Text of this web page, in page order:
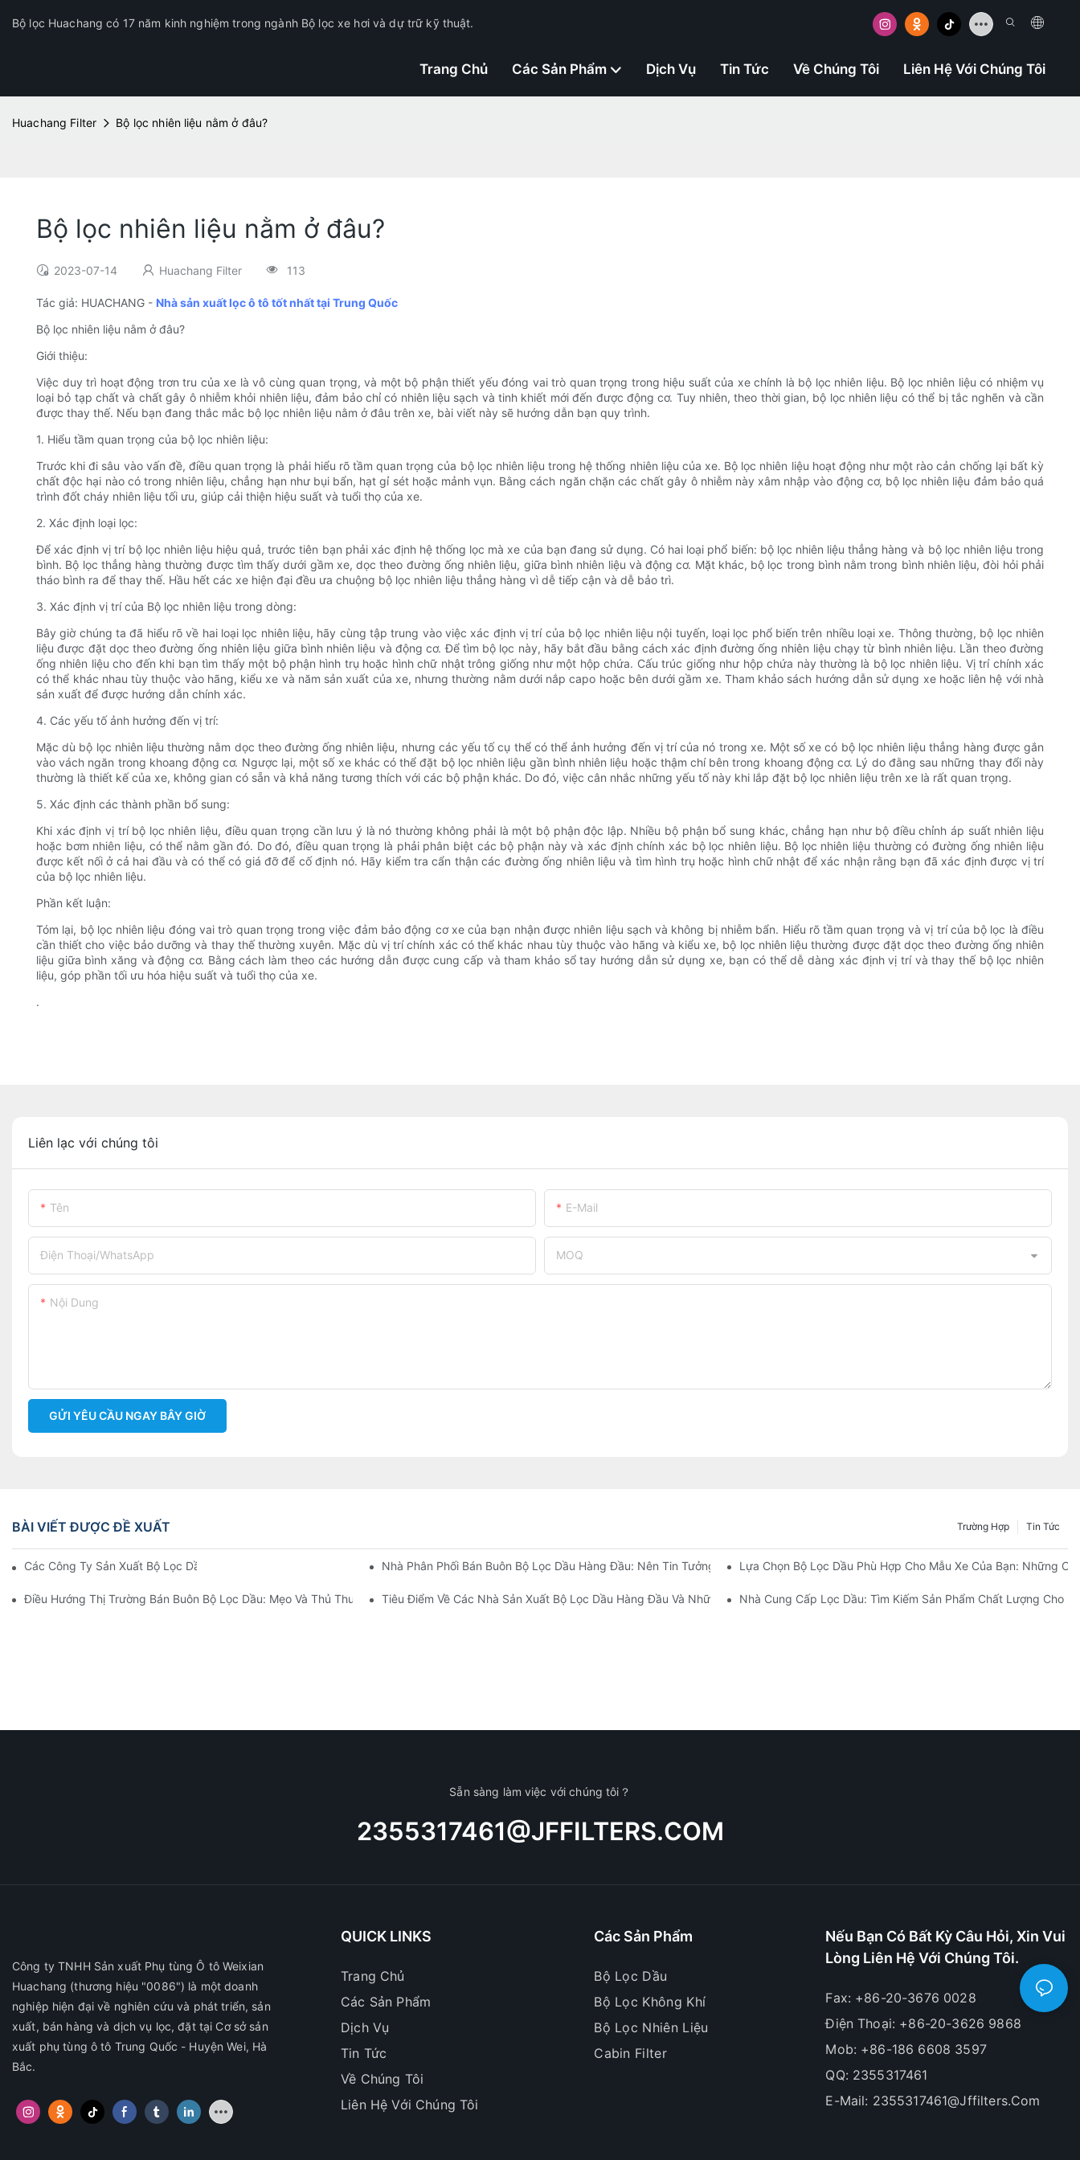
Bộ lọc Huachang có 17 năm kinh nghiệm trong ngành Bộ lọc xe hơi và dự trữ kỹ thuật.
Trang Chủ Các Sản Phẩm Dịch Vụ Tin Tức Về Chúng Tôi Liên Hệ Với Chúng Tôi
Huachang Filter Bộ lọc nhiên liệu nằm ở đâu?
Bộ lọc nhiên liệu nằm ở đâu?
2023-07-14 Huachang Filter 113
Tác giả: HUACHANG - Nhà sản xuất lọc ô tô tốt nhất tại Trung Quốc
Bộ lọc nhiên liệu nằm ở đâu?
Giới thiệu:
Việc duy trì hoạt động trơn tru của xe là vô cùng quan trọng, và một bộ phận thiết yếu đóng vai trò quan trọng trong hiệu suất của xe chính là bộ lọc nhiên liệu. Bộ lọc nhiên liệu có nhiệm vụ
loại bỏ tạp chất và chất gây ô nhiễm khỏi nhiên liệu, đảm bảo chỉ có nhiên liệu sạch và tinh khiết mới đến được động cơ. Tuy nhiên, theo thời gian, bộ lọc nhiên liệu có thể bị tắc nghẽn và cần
được thay thế. Nếu bạn đang thắc mắc bộ lọc nhiên liệu nằm ở đâu trên xe, bài viết này sẽ hướng dẫn bạn quy trình.
1. Hiểu tầm quan trọng của bộ lọc nhiên liệu:
Trước khi đi sâu vào vấn đề, điều quan trọng là phải hiểu rõ tầm quan trọng của bộ lọc nhiên liệu trong hệ thống nhiên liệu của xe. Bộ lọc nhiên liệu hoạt động như một rào cản chống lại bất kỳ
chất độc hại nào có trong nhiên liệu, chẳng hạn như bụi bẩn, hạt gỉ sét hoặc mảnh vụn. Bằng cách ngăn chặn các chất gây ô nhiễm này xâm nhập vào động cơ, bộ lọc nhiên liệu đảm bảo quá
trình đốt cháy nhiên liệu tối ưu, giúp cải thiện hiệu suất và tuổi thọ của xe.
2. Xác định loại lọc:
Để xác định vị trí bộ lọc nhiên liệu hiệu quả, trước tiên bạn phải xác định hệ thống lọc mà xe của bạn đang sử dụng. Có hai loại phổ biến: bộ lọc nhiên liệu thẳng hàng và bộ lọc nhiên liệu trong
bình. Bộ lọc thẳng hàng thường được tìm thấy dưới gầm xe, dọc theo đường ống nhiên liệu, giữa bình nhiên liệu và động cơ. Mặt khác, bộ lọc trong bình nằm trong bình nhiên liệu, đòi hỏi phải
tháo bình ra để thay thế. Hầu hết các xe hiện đại đều ưa chuộng bộ lọc nhiên liệu thẳng hàng vì dễ tiếp cận và dễ bảo trì.
3. Xác định vị trí của Bộ lọc nhiên liệu trong dòng:
Bây giờ chúng ta đã hiểu rõ về hai loại lọc nhiên liệu, hãy cùng tập trung vào việc xác định vị trí của bộ lọc nhiên liệu nội tuyến, loại lọc phổ biến trên nhiều loại xe. Thông thường, bộ lọc nhiên
liệu được đặt dọc theo đường ống nhiên liệu giữa bình nhiên liệu và động cơ. Để tìm bộ lọc này, hãy bắt đầu bằng cách xác định đường ống nhiên liệu chạy từ bình nhiên liệu. Lần theo đường
ống nhiên liệu cho đến khi bạn tìm thấy một bộ phận hình trụ hoặc hình chữ nhật trông giống như một hộp chứa. Cấu trúc giống như hộp chứa này thường là bộ lọc nhiên liệu. Vị trí chính xác
có thể khác nhau tùy thuộc vào hãng, kiểu xe và năm sản xuất của xe, nhưng thường nằm dưới nắp capo hoặc bên dưới gầm xe. Tham khảo sách hướng dẫn sử dụng xe hoặc liên hệ với nhà
sản xuất để được hướng dẫn chính xác.
4. Các yếu tố ảnh hưởng đến vị trí:
Mặc dù bộ lọc nhiên liệu thường nằm dọc theo đường ống nhiên liệu, nhưng các yếu tố cụ thể có thể ảnh hưởng đến vị trí của nó trong xe. Một số xe có bộ lọc nhiên liệu thẳng hàng được gắn
vào vách ngăn trong khoang động cơ. Ngược lại, một số xe khác có thể đặt bộ lọc nhiên liệu gần bình nhiên liệu hoặc thậm chí bên trong khoang động cơ. Lý do đằng sau những thay đổi này
thường là thiết kế của xe, không gian có sẵn và khả năng tương thích với các bộ phận khác. Do đó, việc cân nhắc những yếu tố này khi lắp đặt bộ lọc nhiên liệu trên xe là rất quan trọng.
5. Xác định các thành phần bổ sung:
Khi xác định vị trí bộ lọc nhiên liệu, điều quan trọng cần lưu ý là nó thường không phải là một bộ phận độc lập. Nhiều bộ phận bổ sung khác, chẳng hạn như bộ điều chỉnh áp suất nhiên liệu
hoặc bơm nhiên liệu, có thể nằm gần đó. Do đó, điều quan trọng là phải phân biệt các bộ phận này và xác định chính xác bộ lọc nhiên liệu. Bộ lọc nhiên liệu thường có đường ống nhiên liệu
được kết nối ở cả hai đầu và có thể có giá đỡ để cố định nó. Hãy kiểm tra cẩn thận các đường ống nhiên liệu và tìm hình trụ hoặc hình chữ nhật để xác nhận rằng bạn đã xác định được vị trí
của bộ lọc nhiên liệu.
Phần kết luận:
Tóm lại, bộ lọc nhiên liệu đóng vai trò quan trọng trong việc đảm bảo động cơ xe của bạn nhận được nhiên liệu sạch và không bị nhiễm bẩn. Hiểu rõ tầm quan trọng và vị trí của bộ lọc là điều
cần thiết cho việc bảo dưỡng và thay thế thường xuyên. Mặc dù vị trí chính xác có thể khác nhau tùy thuộc vào hãng và kiểu xe, bộ lọc nhiên liệu thường được đặt dọc theo đường ống nhiên
liệu giữa bình xăng và động cơ. Bằng cách làm theo các hướng dẫn được cung cấp và tham khảo sổ tay hướng dẫn sử dụng xe, bạn có thể dễ dàng xác định vị trí và thay thế bộ lọc nhiên
liệu, góp phần tối ưu hóa hiệu suất và tuổi thọ của xe.
.
Liên lạc với chúng tôi
Tên E-Mail
Điện Thoại/WhatsApp MOQ
Nội Dung
GỬI YÊU CẦU NGAY BÂY GIỜ
BÀI VIẾT ĐƯỢC ĐỀ XUẤT Tin Tức
Trường Hợp
Các Công Ty Sản Xuất Bộ Lọc Dầu Hàng Đầu: Tổng Quan Toàn Diện Nhà Phân Phối Bán Buôn Bộ Lọc Dầu Hàng Đầu: Nên Tin Tưởng Ai? Lựa Chọn Bộ Lọc Dầu Phù Hợp Cho Mẫu Xe Của Bạn: Những
Điều Hướng Thị Trường Bán Buôn Bộ Lọc Dầu: Mẹo Và Thủ Thuật Tiêu Điểm Về Các Nhà Sản Xuất Bộ Lọc Dầu Hàng Đầu Và Những Cải Tiến Của HọNhà Cung Cấp Lọc Dầu: Tìm Kiếm Sản Phẩm Chất Lượng Cho
Sẵn sàng làm việc với chúng tôi？
2355317461@JFFILTERS.COM
Công ty TNHH Sản xuất Phụ tùng Ô tô Weixian
Huachang (thương hiệu "0086") là một doanh
nghiệp hiện đại về nghiên cứu và phát triển, sản
xuất, bán hàng và dịch vụ lọc, đặt tại Cơ sở sản
xuất phụ tùng ô tô Trung Quốc - Huyện Wei, Hà
Bắc.
QUICK LINKS
Trang Chủ
Các Sản Phẩm
Dịch Vụ
Tin Tức
Về Chúng Tôi
Liên Hệ Với Chúng Tôi
Các Sản Phẩm
Bộ Lọc Dầu
Bộ Lọc Không Khí
Bộ Lọc Nhiên Liệu
Cabin Filter
Nếu Bạn Có Bất Kỳ Câu Hỏi, Xin Vui
Lòng Liên Hệ Với Chúng Tôi.
Fax: +86-20-3676 0028
Điện Thoại: +86-20-3626 9868
Mob: +86-186 6608 3597
QQ: 2355317461
E-Mail: 2355317461@jffilters.com